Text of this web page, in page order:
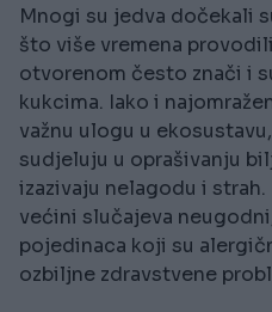
Mnogi su jedva dočekali
što više vremena
otvorenom često znači i
kukcima. Iako i
važnu ulogu u
sudjeluju u oprašivanju
izazivaju nelagodu i
većini slučajeva
pojedinaca koji su
ozbiljne zdravstvene